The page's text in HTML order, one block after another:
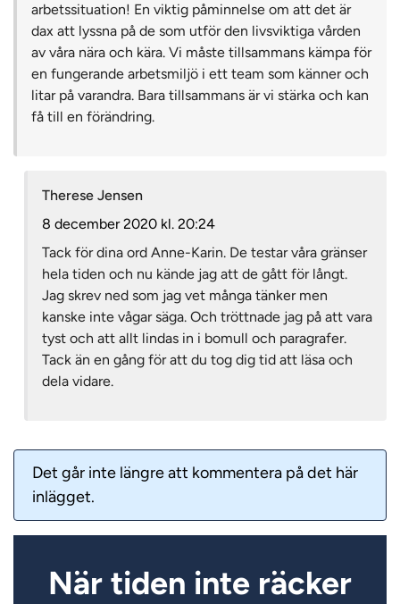
arbetssituation! En viktig påminnelse om att det är
dax att lyssna på de som utför den livsviktiga vården
av våra nära och kära. Vi måste tillsammans kämpa för
en fungerande arbetsmiljö i ett team som känner och
litar på varandra. Bara tillsammans är vi stärka och kan
få till en förändring.
Therese Jensen
8 december 2020 kl. 20:24
Tack för dina ord Anne-Karin. De testar våra gränser
hela tiden och nu kände jag att de gått för långt.
Jag skrev ned som jag vet många tänker men
kanske inte vågar säga. Och tröttnade jag på att vara
tyst och att allt lindas in i bomull och paragrafer.
Tack än en gång för att du tog dig tid att läsa och
dela vidare.
Det går inte längre att kommentera på det här
inlägget.
När tiden inte räcker